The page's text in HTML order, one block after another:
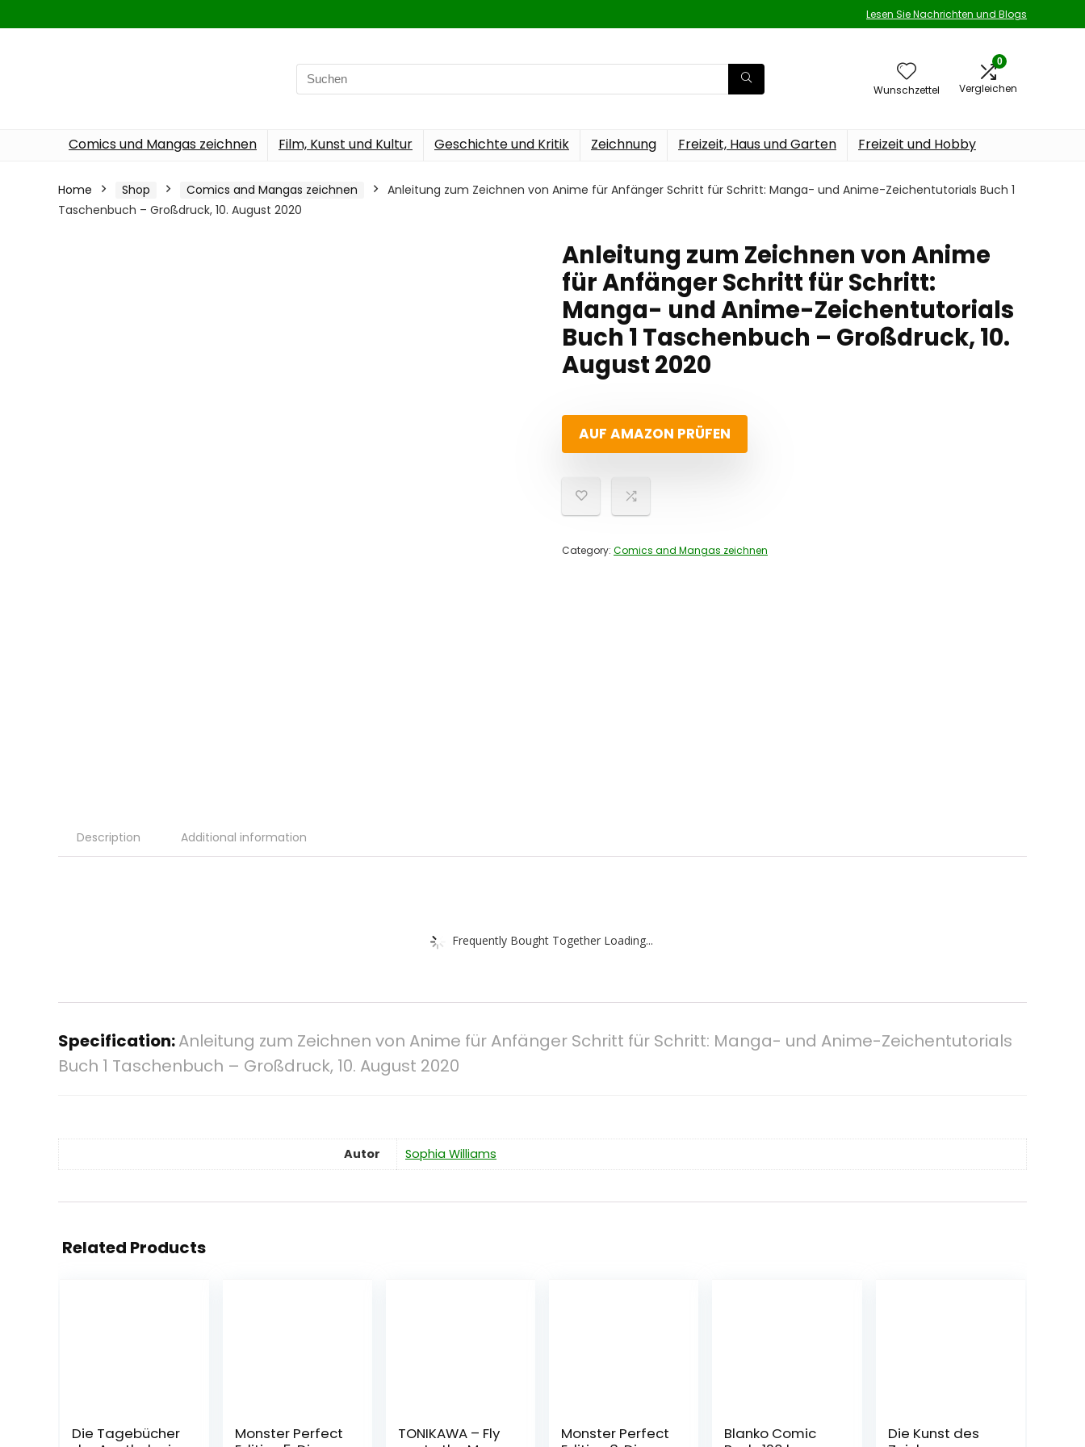
Lesen Sie Nachrichten und Blogs
Search
for:
Wunschzettel
0
Vergleichen
Comics und Mangas zeichnen Film, Kunst und Kultur Geschichte und Kritik Zeichnung Freizeit, Haus und Garten Freizeit und Hobby
Home Shop Comics and Mangas zeichnen
Anleitung zum Zeichnen von Anime für Anfänger Schritt für Schritt: Manga- und Anime-Zeichentutorials Buch 1
Taschenbuch – Großdruck, 10. August 2020
Anleitung zum Zeichnen von Anime
für Anfänger Schritt für Schritt:
Manga- und Anime-Zeichentutorials
Buch 1 Taschenbuch – Großdruck, 10.
August 2020
AUF AMAZON PRÜFEN
Category: Comics and Mangas zeichnen
Description Additional information
Frequently Bought Together Loading...
Specification:Anleitung zum Zeichnen von Anime für Anfänger Schritt für Schritt: Manga- und Anime-Zeichentutorials
Buch 1 Taschenbuch – Großdruck, 10. August 2020
Autor Sophia Williams
Related Products
Die Tagebücher
Monster Perfect
TONIKAWA – Fly
Monster Perfect
Blanko Comic
Die Kunst des